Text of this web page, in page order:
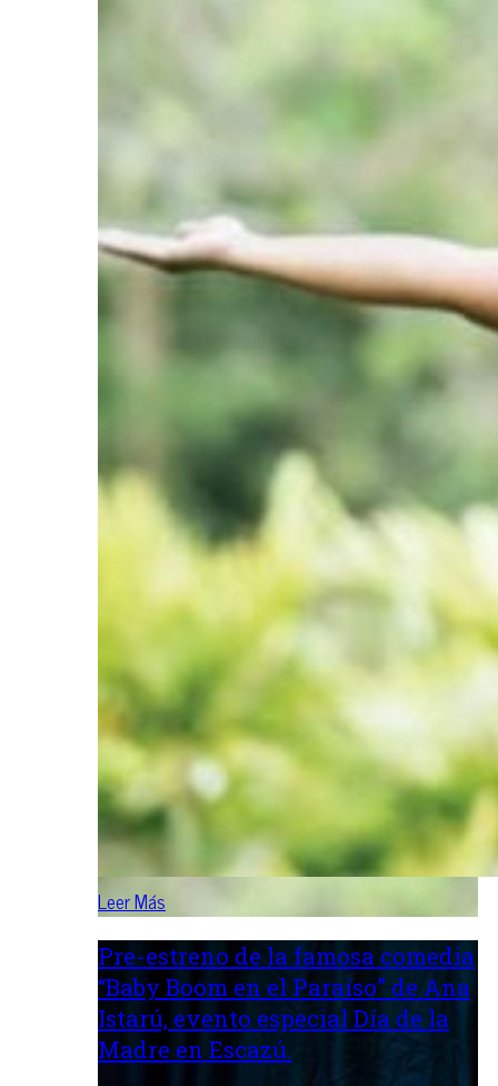
Leer Más
Pre-estreno de la famosa comedia
“Baby Boom en el Paraíso” de Ana
Istarú, evento especial Día de la
Madre en Escazú.